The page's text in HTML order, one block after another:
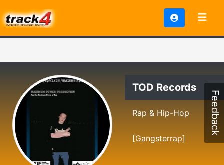
TOD Records
Rap & Hip-Hop
[Gangsterrap]
Feedback